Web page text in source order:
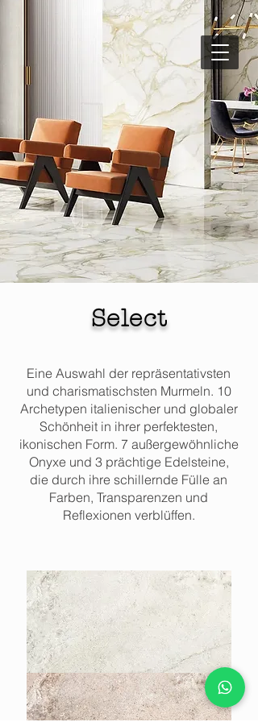
Select
Eine Auswahl der repräsentativsten
und charismatischsten Murmeln. 10
Archetypen italienischer und globaler
Schönheit in ihrer perfektesten,
ikonischen Form. 7 außergewöhnliche
Onyxe und 3 prächtige Edelsteine,
die durch ihre schillernde Fülle an
Farben, Transparenzen und
Reflexionen verblüffen.